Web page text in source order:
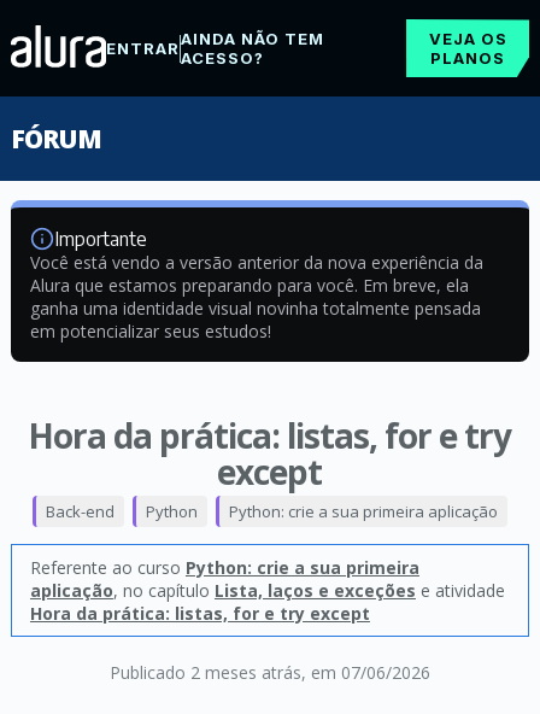
ENTRARAINDA NÃO TEM
ACESSO?
VEJA OS
PLANOS
FÓRUM
Importante
Você está vendo a versão anterior da nova experiência da
Alura que estamos preparando para você. Em breve, ela
ganha uma identidade visual novinha totalmente pensada
em potencializar seus estudos!
Hora da prática: listas, for e try
except
Publicado 2 meses atrás, em 07/06/2026
Back-end Python Python: crie a sua primeira aplicação
Referente ao curso Python: crie a sua primeira
aplicação, no capítulo Lista, laços e exceções e atividade
Hora da prática: listas, for e try except